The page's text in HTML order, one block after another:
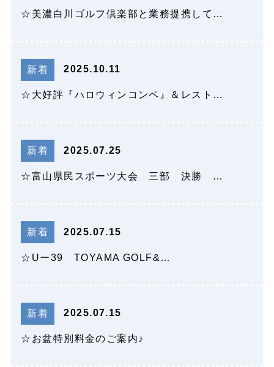
☆美濃白川ゴルフ倶楽部と業務提携して…
新着 2025.10.11
☆大好評『ハロウィンコンペ』＆レスト…
新着 2025.07.25
☆富山県民スポーツ大会 三部 決勝 …
新着 2025.07.15
☆Uー39 TOYAMA GOLF&…
新着 2025.07.15
☆お盆特別料金のご案内♪